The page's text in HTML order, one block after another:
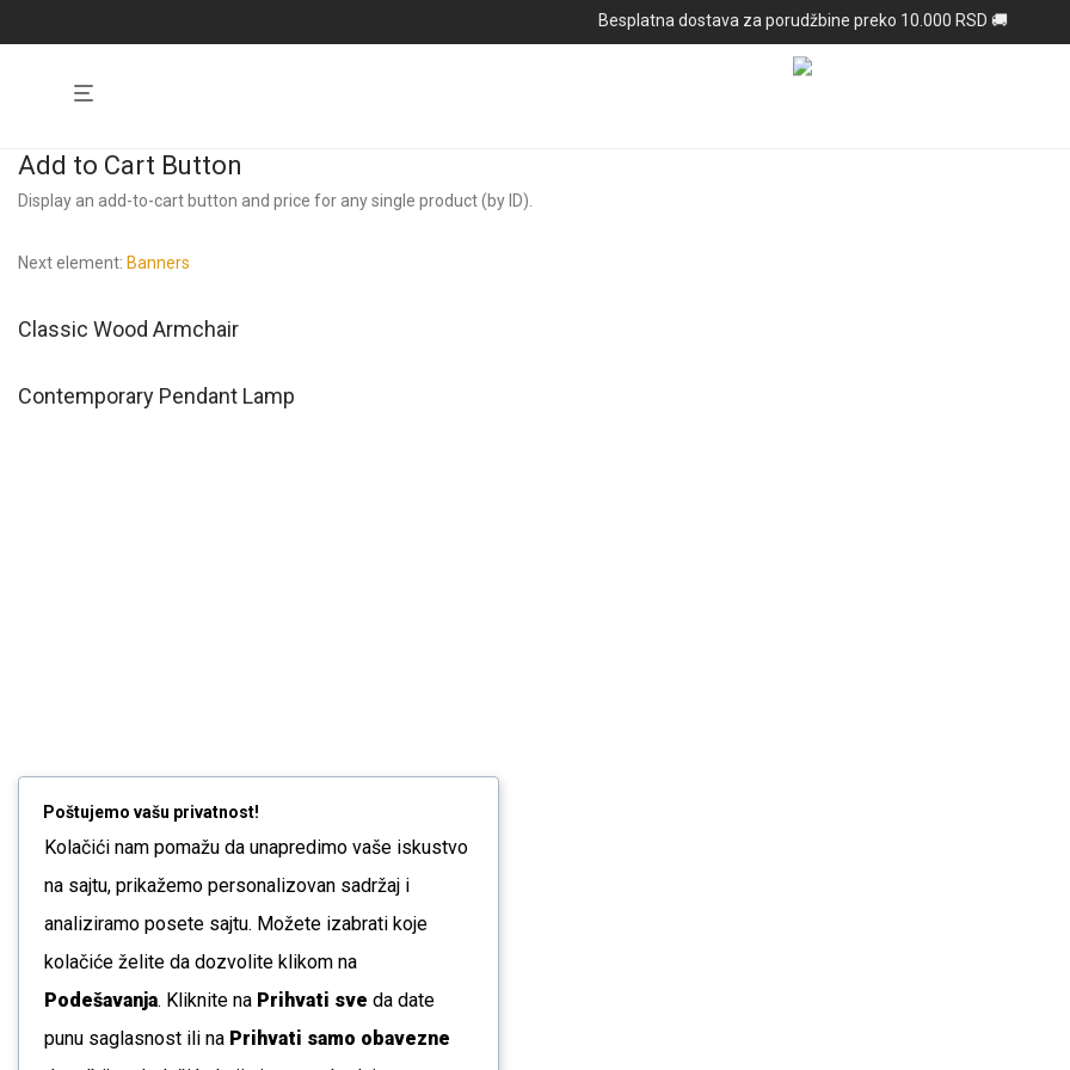
Besplatna dostava za porudžbine preko 10.000 RSD 🚚
Add to Cart Button
Display an add-to-cart button and price for any single product (by ID).
Next element: Banners
Classic Wood Armchair
Contemporary Pendant Lamp
Poštujemo vašu privatnost!
Kolačići nam pomažu da unapredimo vaše iskustvo
na sajtu, prikažemo personalizovan sadržaj i
analiziramo posete sajtu. Možete izabrati koje
kolačiće želite da dozvolite klikom na
Podešavanja. Kliknite na Prihvati sve da date
punu saglasnost ili na Prihvati samo obavezne